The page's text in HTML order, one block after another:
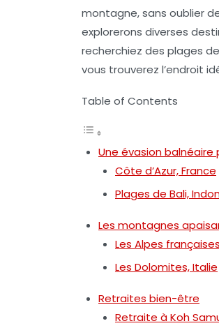
montagne, sans oublier
explorerons diverses
recherchiez des plages
vous trouverez l’endroit
Table of Contents
Une évasion balnéaire
Côte d’Azur, France
Plages de Bali,
Les montagnes
Les Alpes françaises
Les Dolomites, Italie
Retraites bien-être
Retraite à Koh